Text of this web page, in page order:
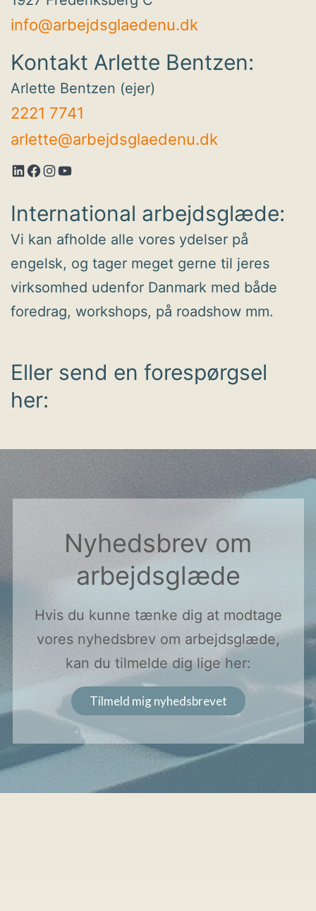
info@arbejdsglaedenu.dk
Kontakt Arlette Bentzen:
Arlette Bentzen (ejer)
2221 7741
arlette@arbejdsglaedenu.dk
LinkedIn
Facebook
Instagram
YouTube
International arbejdsglæde:
Vi kan afholde alle vores ydelser på
engelsk, og tager meget gerne til jeres
virksomhed udenfor Danmark med både
foredrag, workshops, på roadshow mm.
Eller send en forespørgsel
her:
Nyhedsbrev om
arbejdsglæde
Hvis du kunne tænke dig at modtage
vores nyhedsbrev om arbejdsglæde,
kan du tilmelde dig lige her:
Tilmeld mig nyhedsbrevet